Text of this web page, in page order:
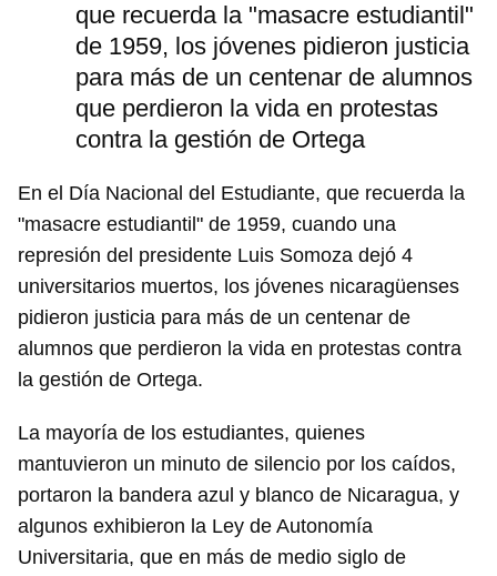
que recuerda la "masacre estudiantil"
de 1959, los jóvenes pidieron justicia
para más de un centenar de alumnos
que perdieron la vida en protestas
contra la gestión de Ortega
En el Día Nacional del Estudiante, que recuerda la
"masacre estudiantil" de 1959, cuando una
represión del presidente Luis Somoza dejó 4
universitarios muertos, los jóvenes nicaragüenses
pidieron justicia para más de un centenar de
alumnos que perdieron la vida en protestas contra
la gestión de Ortega.
La mayoría de los estudiantes, quienes
mantuvieron un minuto de silencio por los caídos,
portaron la bandera azul y blanco de Nicaragua, y
algunos exhibieron la Ley de Autonomía
Universitaria, que en más de medio siglo de